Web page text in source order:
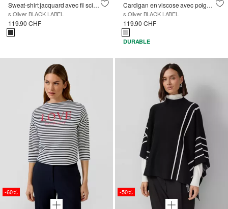
Sweat-shirt jacquard avec fil scintillant et manches chauve-souris
s.Oliver BLACK LABEL
119.90 CHF
Cardigan en viscose avec poignets pailletés
s.Oliver BLACK LABEL
119.90 CHF
DURABLE
-60% -50%